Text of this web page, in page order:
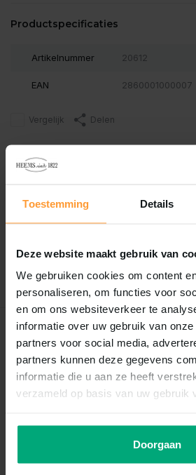
Toestemming Details
Deze website maakt gebruik van
We gebruiken cookies om content
personaliseren, om functies voor
en om ons websiteverkeer te
informatie over uw gebruik van
partners voor social media,
partners kunnen deze gegevens
informatie die u aan ze heeft
verzameld op basis van uw gebruik
Doorgaan
Productspecificaties
Artikelnummer 20612
EAN 2860001000007
Vergelijk Delen
Reviews
0/5 Based on 0 reviews
Schrijf je eigen review